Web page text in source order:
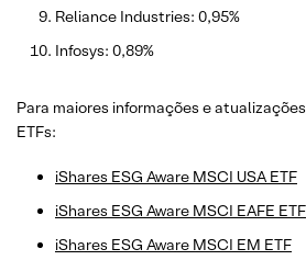
Reliance Industries: 0,95%
Infosys: 0,89%
Para maiores informações e
ETFs:
iShares ESG Aware MSCI USA ETF
iShares ESG Aware MSCI EAFE ETF
iShares ESG Aware MSCI EM ETF